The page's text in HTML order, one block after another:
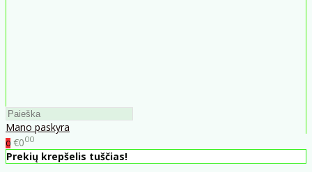
Mano paskyra
0 €000
Prekių krepšelis tuščias!